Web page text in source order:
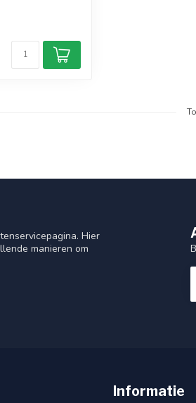
Hier
manieren om
Informatie